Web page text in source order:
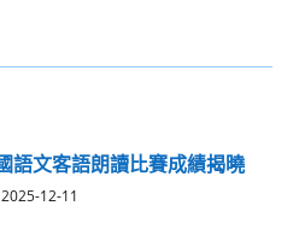
語文客語朗讀比賽成績揭曉
2025-12-11